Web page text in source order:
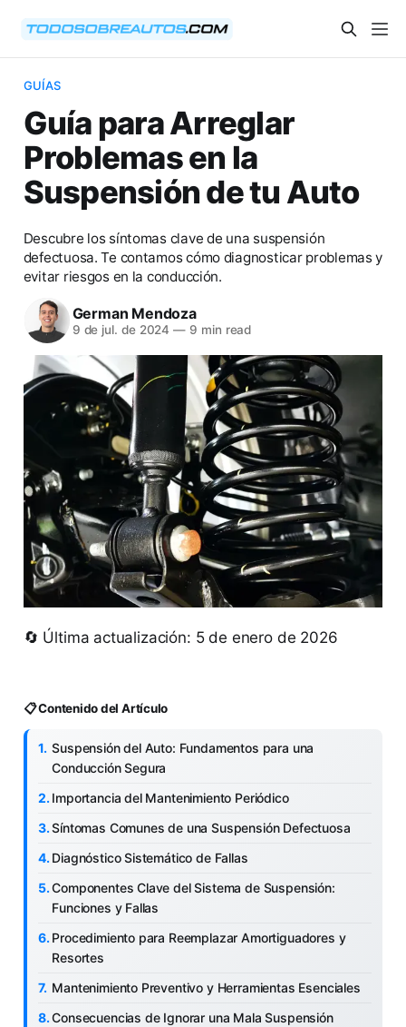
GUÍAS
Guía para Arreglar
Problemas en la
Suspensión de tu Auto
Descubre los síntomas clave de una suspensión
defectuosa. Te contamos cómo diagnosticar problemas y
evitar riesgos en la conducción.
German Mendoza
9 de jul. de 2024 — 9 min read
🔄 Última actualización: 5 de enero de 2026
📋 Contenido del Artículo
Suspensión del Auto: Fundamentos para una
Conducción Segura
Importancia del Mantenimiento Periódico
Síntomas Comunes de una Suspensión Defectuosa
Diagnóstico Sistemático de Fallas
Componentes Clave del Sistema de Suspensión:
Funciones y Fallas
Procedimiento para Reemplazar Amortiguadores y
Resortes
Mantenimiento Preventivo y Herramientas Esenciales
Consecuencias de Ignorar una Mala Suspensión